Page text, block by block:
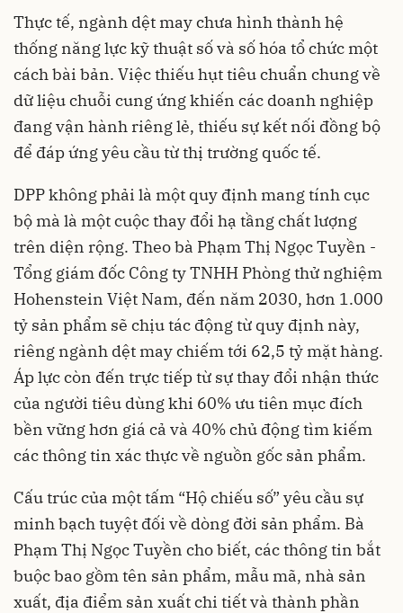
Thực tế, ngành dệt may chưa hình thành hệ
thống năng lực kỹ thuật số và số hóa tổ chức một
cách bài bản. Việc thiếu hụt tiêu chuẩn chung về
dữ liệu chuỗi cung ứng khiến các doanh nghiệp
đang vận hành riêng lẻ, thiếu sự kết nối đồng bộ
để đáp ứng yêu cầu từ thị trường quốc tế.
DPP không phải là một quy định mang tính cục
bộ mà là một cuộc thay đổi hạ tầng chất lượng
trên diện rộng. Theo bà Phạm Thị Ngọc Tuyền -
Tổng giám đốc Công ty TNHH Phòng thử nghiệm
Hohenstein Việt Nam, đến năm 2030, hơn 1.000
tỷ sản phẩm sẽ chịu tác động từ quy định này,
riêng ngành dệt may chiếm tới 62,5 tỷ mặt hàng.
Áp lực còn đến trực tiếp từ sự thay đổi nhận thức
của người tiêu dùng khi 60% ưu tiên mục đích
bền vững hơn giá cả và 40% chủ động tìm kiếm
các thông tin xác thực về nguồn gốc sản phẩm.
Cấu trúc của một tấm “Hộ chiếu số” yêu cầu sự
minh bạch tuyệt đối về dòng đời sản phẩm. Bà
Phạm Thị Ngọc Tuyền cho biết, các thông tin bắt
buộc bao gồm tên sản phẩm, mẫu mã, nhà sản
xuất, địa điểm sản xuất chi tiết và thành phần